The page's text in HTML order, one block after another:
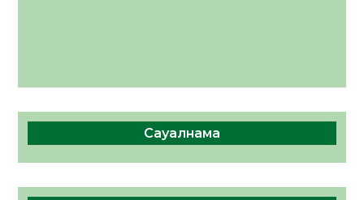
Сауалнама